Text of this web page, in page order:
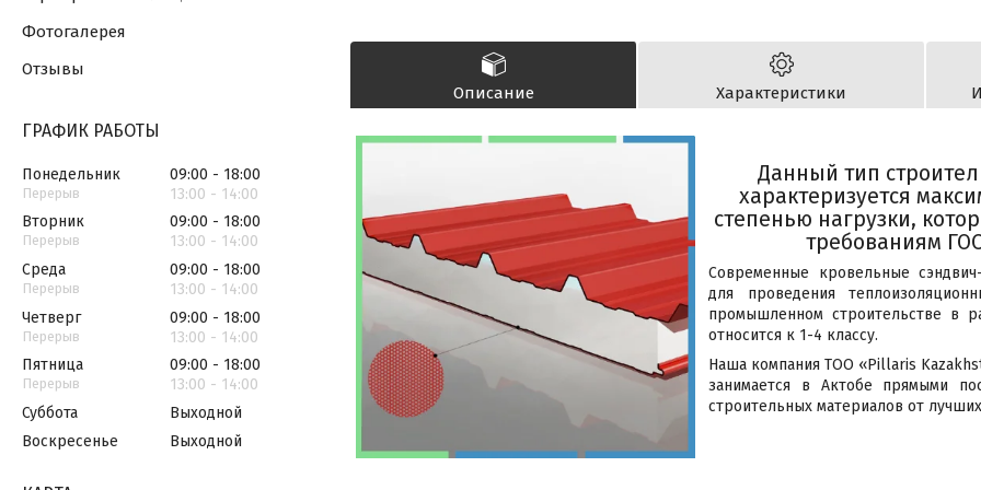
Описание Характеристики
Данный тип
характеризуется
степенью нагрузки,
требованиям
Современные кровельные
для проведения
промышленном строительстве в
относится к 1-4 классу.
Наша компания ТОО «Pillaris
занимается в Актобе прямыми
строительных материалов от
Фотогалерея
Отзывы
ГРАФИК РАБОТЫ
Понедельник 09:00
18:00
13:00
14:00
Вторник
09:00
18:00
13:00
14:00
Среда
09:00
18:00
13:00
14:00
Четверг
09:00
18:00
13:00
14:00
Пятница
09:00
18:00
13:00
14:00
Суббота
Выходной
Воскресенье
Выходной